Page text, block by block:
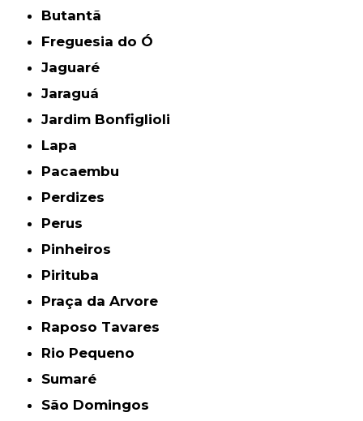
Butantã
Freguesia do Ó
Jaguaré
Jaraguá
Jardim Bonfiglioli
Lapa
Pacaembu
Perdizes
Perus
Pinheiros
Pirituba
Praça da Arvore
Raposo Tavares
Rio Pequeno
Sumaré
São Domingos